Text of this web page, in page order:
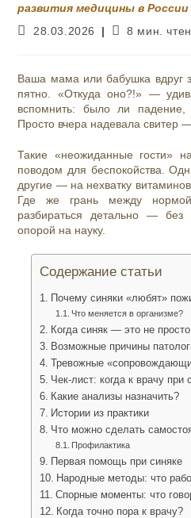
развития медицины в России
Запись
28.03.2026
Время
8 мин.
Ваша мама или бабушка вдруг
пятно. «Откуда оно?!» —
вспомнить: было ли падение,
Просто вчера надевала свитер
Такие «неожиданные гости»
поводом для беспокойства.
другие — на нехватку
Где же грань между
разбираться детально —
опорой на науку.
Содержание статьи
Почему синяки «любят»
Что меняется в организме?
Когда синяк — это не
Возможные причины
Тревожные
Чек‑лист: когда к врачу
Какие анализы назначить?
Истории из практики
Что можно сделать
Профилактика
Первая помощь при синяке
Народные методы: что
Спорные моменты: что
Когда точно пора к врачу?